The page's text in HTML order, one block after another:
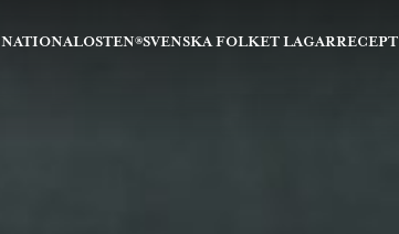
RECEPT
SVENSKA FOLKET LAGAR
NATIONALOSTEN®